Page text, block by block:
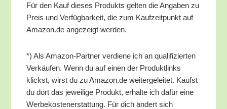
Für den Kauf die­ses Pro­dukts gel­ten die Anga­ben zu
Preis und Ver­füg­bar­keit, die zum Kauf­zeit­punkt auf
Amazon.de ange­zeigt werden.
*) Als Ama­zon-Part­ner ver­die­ne ich an qua­li­fi­zier­ten
Ver­käu­fen. Wenn du auf einen der Pro­dukt­links
klickst, wirst du zu Amazon.de wei­ter­ge­lei­tet. Kaufst
du dort das jewei­li­ge Pro­dukt, erhal­te ich dafür eine
Wer­be­kos­ten­er­stat­tung. Für dich ändert sich